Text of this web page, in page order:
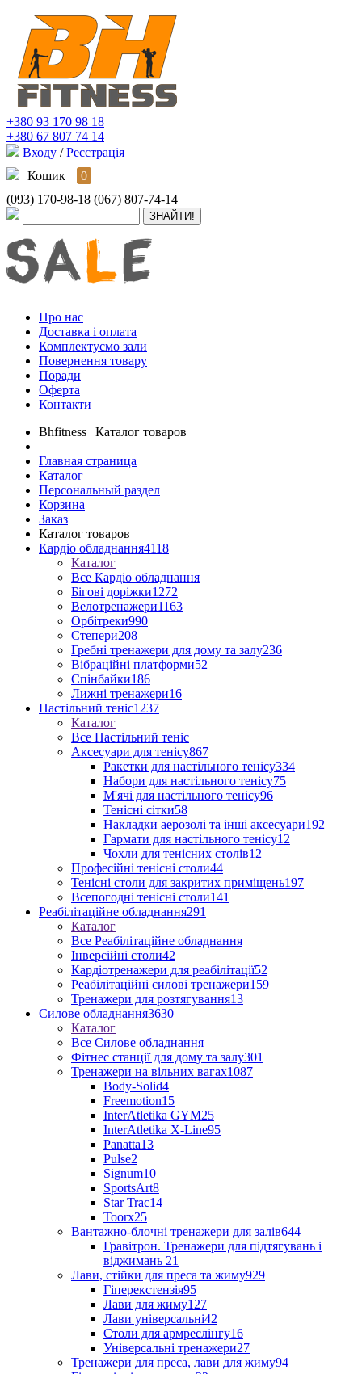
+380 93 170 98 18
+380 67 807 74 14
Входу / Реєстрація
Кошик
0
(093) 170-98-18 (067) 807-74-14
Про нас
Доставка і оплата
Комплектуємо зали
Повернення товару
Поради
Оферта
Контакти
Bhfitness | Каталог товаров
Главная страница
Каталог
Персональный раздел
Корзина
Заказ
Каталог товаров
Кардіо обладнання4118
Каталог
Все Кардіо обладнання
Бігові доріжки1272
Велотренажери1163
Орбітреки990
Степери208
Гребні тренажери для дому та залу236
Вібраційні платформи52
Спінбайки186
Лижні тренажери16
Настільний теніс1237
Каталог
Все Настільний теніс
Аксесуари для тенісу867
Ракетки для настільного тенісу334
Набори для настільного тенісу75
М'ячі для настільного тенісу96
Тенісні сітки58
Накладки аерозолі та інші аксесуари192
Гармати для настільного тенісу12
Чохли для тенісних столів12
Професійні тенісні столи44
Тенісні столи для закритих приміщень197
Всепогодні тенісні столи141
Реабілітаційне обладнання291
Каталог
Все Реабілітаційне обладнання
Інверсійні столи42
Кардіотренажери для реабілітації52
Реабілітаційні силові тренажери159
Тренажери для розтягування13
Силове обладнання3630
Каталог
Все Силове обладнання
Фітнес станції для дому та залу301
Тренажери на вільних вагах1087
Body-Solid4
Freemotion15
InterAtletika GYM25
InterAtletika X-Line95
Panatta13
Pulse2
Signum10
SportsArt8
Star Trac14
Toorx25
Вантажно-блочні тренажери для залів644
Гравітрон. Тренажери для підтягувань і
віджимань 21
Лави, стійки для преса та жиму929
Гіперекстензія95
Лави для жиму127
Лави універсальні42
Столи для армреслінгу16
Універсальні тренажери27
Тренажери для преса, лави для жиму94